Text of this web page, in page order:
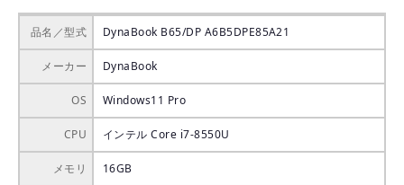
品名／型式 DynaBook B65/DP A6B5DPE85A21
メーカー DynaBook
OS Windows11 Pro
CPU インテル Core i7-8550U
メモリ 16GB